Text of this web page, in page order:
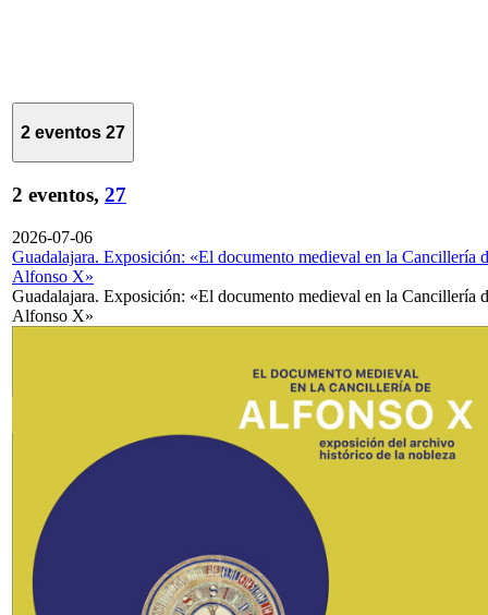
2 eventos 27
2 eventos, 27
2026-07-06
Guadalajara. Exposición: «El documento medieval en la Cancillería
Alfonso X»
Guadalajara. Exposición: «El documento medieval en la Cancillería
Alfonso X»